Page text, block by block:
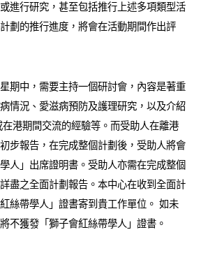
進行研究，甚至包括推行上述多項類型活
劃的推行進度，將會在活動期間作出評
期中，需要主持一個研討會，內容是著重
情況、愛滋病預防及護理研究，以及介紹
港期間交流的經驗等。而受助人在離港
步報告，在完成整個計劃後，受助人將會
人」出席證明書。受助人亦需在完成整個
盡之全面計劃報告。本中心在收到全面計
絲帶學人」證書寄到貴工作單位。 如未
不獲發「獅子會紅絲帶學人」證書。